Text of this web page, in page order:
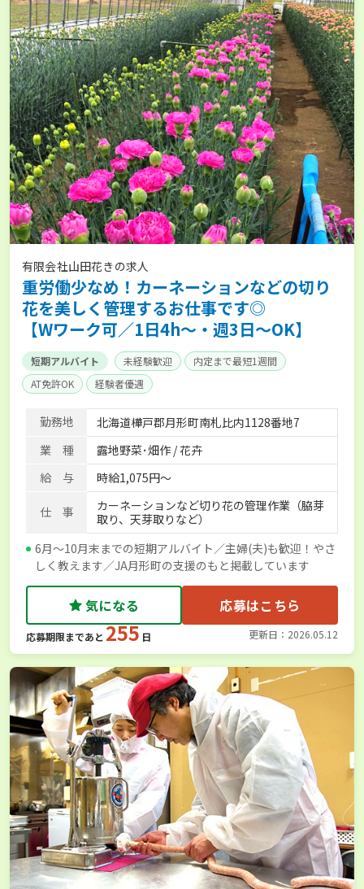
有限会社山田花きの求人
重労働少なめ！カーネーションなどの切り
花を美しく管理するお仕事です◎
【Wワーク可／1日4h～・週3日～OK】
短期アルバイト 未経験歓迎
内定まで最短1週間
AT免許OK
経験者優遇
勤務地
北海道樺戸郡月形町南札比内1128番地7
業 種
露地野菜･畑作 / 花卉
給 与
時給1,075円～
仕 事
カーネーションなど切り花の管理作業（脇芽
取り、天芽取りなど）
6月～10月末までの短期アルバイト／主婦(夫)も歓迎！やさ
しく教えます／JA月形町の支援のもと掲載しています
気になる 応募はこちら
応募期限まであと 255 日 更新日：2026.05.12